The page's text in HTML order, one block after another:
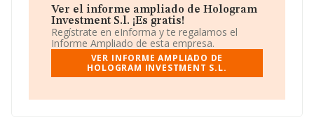
corresponde a 6831 con código 'Agentes de la
propiedad inmobiliaria'. La sociedad no tiene actividad
en mercados exteriores.
La empresaHologram Investment S.L, con NIF
B26757351, tiene su domicilio social establecido en
Calle Rocafort núm. 144 P. 3 Pta. 2, (08015), Barcelona,
Ver el informe ampliado de Hologram
Investment S.l. ¡Es gratis!
Regístrate en eInforma y te regalamos el
Informe Ampliado de esta empresa.
VER INFORME AMPLIADO DE
HOLOGRAM INVESTMENT S.L.